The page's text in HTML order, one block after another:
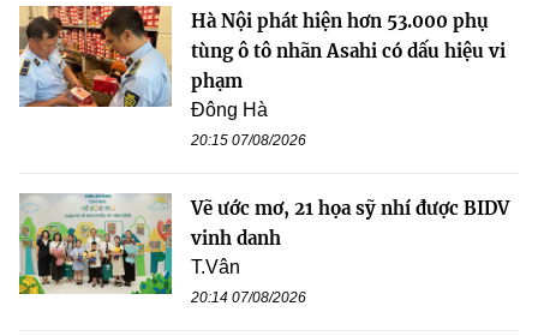
Hà Nội phát hiện hơn 53.000 phụ
tùng ô tô nhãn Asahi có dấu hiệu vi
phạm
Đông Hà
20:15 07/08/2026
Vẽ ước mơ, 21 họa sỹ nhí được BIDV
vinh danh
T.Vân
20:14 07/08/2026